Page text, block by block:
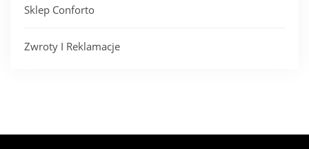
Sklep Conforto
Zwroty I Reklamacje